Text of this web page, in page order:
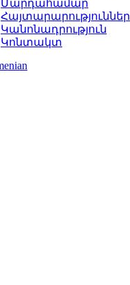
Մարդահամար
Հայտարարություններ
Կանոնադրություն
Կոնտակտ